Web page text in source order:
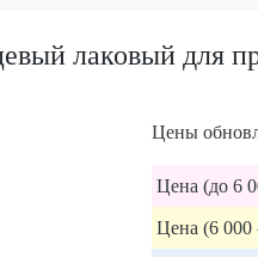
лаковый для
Цены
Цена (до 6
Цена (6 000